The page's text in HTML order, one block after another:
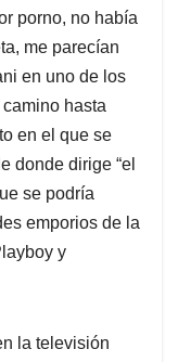
porno, no había
me parecían
en uno de los
hasta
en el que se
donde dirige “el
se podría
emporios de la
y
la televisión